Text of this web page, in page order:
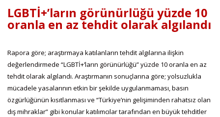
LGBTİ+’ların görünürlüğü yüzde 10
oranla en az tehdit olarak algılandı
Rapora göre; araştırmaya katılanların tehdit algılarına ilişkin
değerlendirmede “LGBTİ+’ların görünürlüğü” yüzde 10 oranla en az
tehdit olarak algılandı. Araştırmanın sonuçlarına göre; yolsuzlukla
mücadele yasalarının etkin bir şekilde uygulanmaması, basın
özgürlüğünün kısıtlanması ve “Türkiye’nin gelişiminden rahatsız olan
dış mihraklar” gibi konular katılımcılar tarafından en büyük tehditler